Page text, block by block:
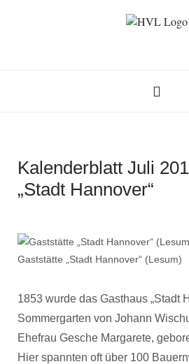
Kalenderblatt Juli
„Stadt Hannover“
Gaststätte „Stadt Hannover“ (Lesum)
1853 wurde das Gasthaus „Stadt
Sommergarten von Johann
Ehefrau Gesche Margarete,
Hier spannten oft über 100